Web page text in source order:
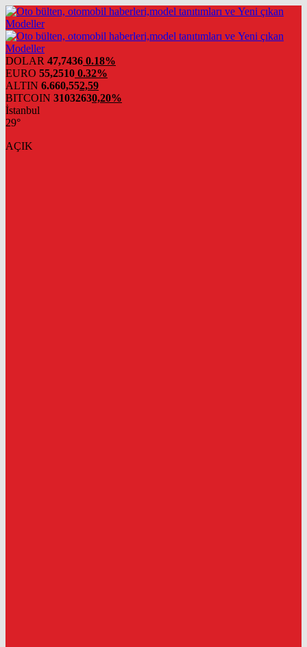
DOLAR 47,7436 0.18%
EURO 55,2510 0.32%
ALTIN 6.660,552,59
BITCOIN 31032630,20%
İstanbul
29°
AÇIK